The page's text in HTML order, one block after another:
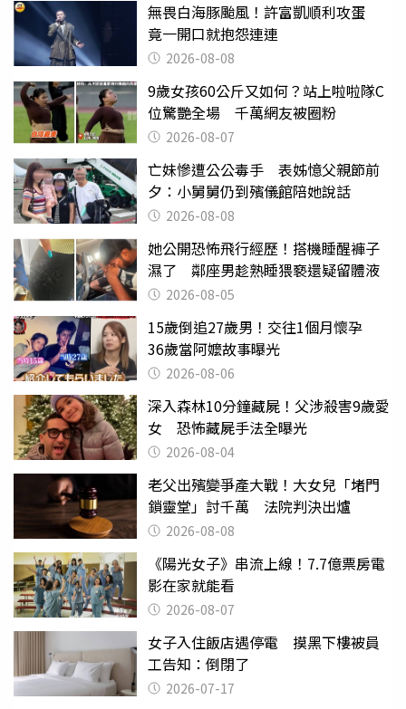
無畏白海豚颱風！許富凱順利攻蛋
竟一開口就抱怨連連
2026-08-08
9歲女孩60公斤又如何？站上啦啦隊C
位驚艷全場 千萬網友被圈粉
2026-08-07
亡妹慘遭公公毒手 表姊憶父親節前
夕：小舅舅仍到殯儀館陪她說話
2026-08-08
她公開恐怖飛行經歷！搭機睡醒褲子
濕了 鄰座男趁熟睡猥褻還疑留體液
2026-08-05
15歲倒追27歲男！交往1個月懷孕
36歲當阿嬤故事曝光
2026-08-06
深入森林10分鐘藏屍！父涉殺害9歲愛
女 恐怖藏屍手法全曝光
2026-08-04
老父出殯變爭產大戰！大女兒「堵門
鎖靈堂」討千萬 法院判決出爐
2026-08-08
《陽光女子》串流上線！7.7億票房電
影在家就能看
2026-08-07
女子入住飯店遇停電 摸黑下樓被員
工告知：倒閉了
2026-07-17